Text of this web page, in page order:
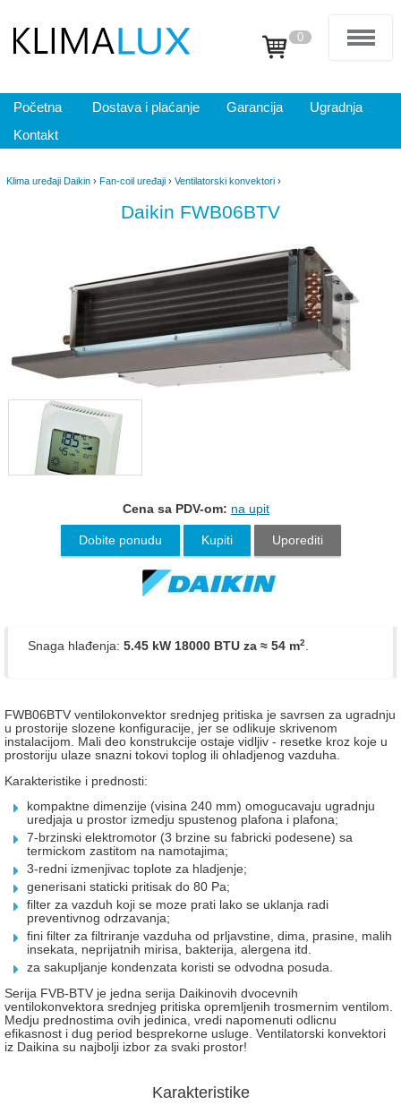
0
Početna Dostava i plaćanje Garancija
Ugradnja
Kontakt
Klima uređaji Daikin › Fan-coil uređaji › Ventilatorski konvektori ›
Daikin FWB06BTV
Cena sa PDV-om: na upit
Dobite ponudu Kupiti Uporediti
Snaga hlađenja: 5.45 kW 18000 BTU za ≈ 54 m2.
FWB06BTV ventilokonvektor srednjeg pritiska je savrsen za ugradnju
u prostorije slozene konfiguracije, jer se odlikuje skrivenom
instalacijom. Mali deo konstrukcije ostaje vidljiv - resetke kroz koje u
prostoriju ulaze snazni tokovi toplog ili ohladjenog vazduha.
Karakteristike i prednosti:
kompaktne dimenzije (visina 240 mm) omogucavaju ugradnju
uredjaja u prostor izmedju spustenog plafona i plafona;
7-brzinski elektromotor (3 brzine su fabricki podesene) sa
termickom zastitom na namotajima;
3-redni izmenjivac toplote za hladjenje;
generisani staticki pritisak do 80 Pa;
filter za vazduh koji se moze prati lako se uklanja radi
preventivnog odrzavanja;
fini filter za filtriranje vazduha od prljavstine, dima, prasine, malih
insekata, neprijatnih mirisa, bakterija, alergena itd.
za sakupljanje kondenzata koristi se odvodna posuda.
Serija FVB-BTV je jedna serija Daikinovih dvocevnih
ventilokonvektora srednjeg pritiska opremljenih trosmernim ventilom.
Medju prednostima ovih jedinica, vredi napomenuti odlicnu
efikasnost i dug period besprekorne usluge. Ventilatorski konvektori
iz Daikina su najbolji izbor za svaki prostor!
Karakteristike